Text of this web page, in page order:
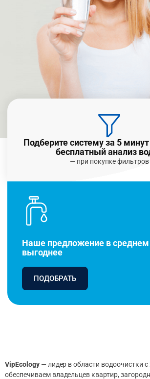
Подберите систему за 5
бесплатный анализ
— при покупке фильтров
Наше предложение в среднем
выгоднее
ПОДОБРАТЬ
VipEcology— лидер в области водоочистки
обеспечиваем владельцев квартир,